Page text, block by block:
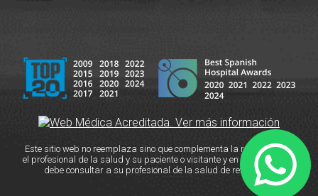
Este sitio web no reemplaza sino que complementa la relación entre
el profesional de la salud y su paciente o visitante y en caso de duda
debe consultar a su profesional de la salud de referencia.